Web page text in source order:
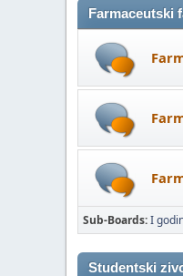
Farmaceutski
Sub-Boards I
Studentski